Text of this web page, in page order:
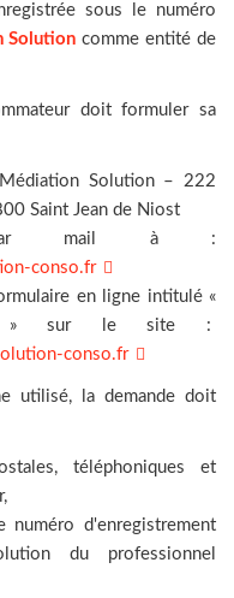
sous le numéro
Solutioncomme entité de
doit formuler sa
Solution – 222
Saint Jean de Niost
mail à :
conso.fr
en ligne intitulé «
» sur le site :
conso.fr
utilisé, la demande doit
téléphoniques et
d'enregistrement
du professionnel